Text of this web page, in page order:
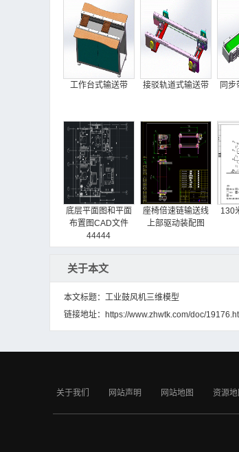
工作台式输送带 接驳轨道式输送带
同步
底层平面图和平面
布置图CAD文件
44444
座椅倍速链输送线
上部驱动装配图
130
关于本文
本文标题：工业鼓风机三维模型
链接地址： https://www.zhwtk.com/doc/
关于我们 网站声明 网站地图 资源地